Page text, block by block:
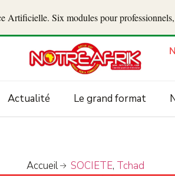
Six modules pour professionnels,
Actualité Le grand format
Accueil SOCIETE, Tchad